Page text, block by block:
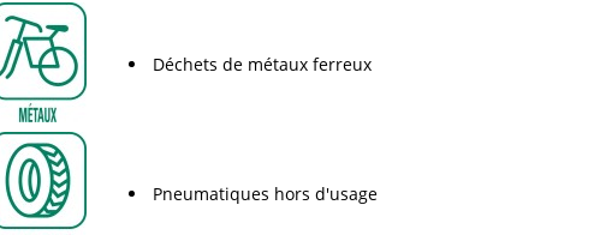
Déchets de métaux ferreux
Pneumatiques hors d'usage